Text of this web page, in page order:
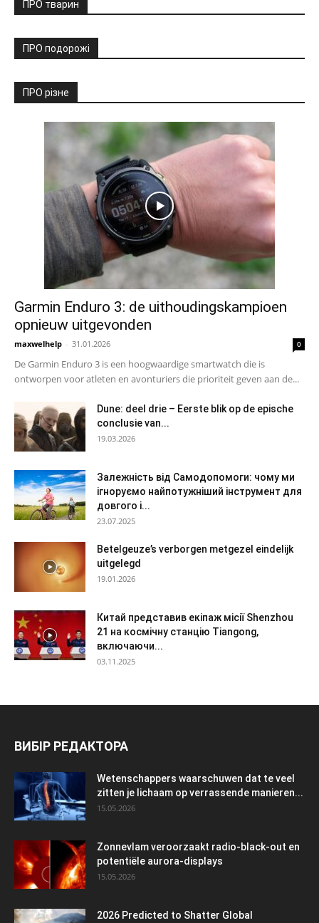
ПРО тварин
ПРО подорожі
ПРО різне
Garmin Enduro 3: de uithoudingskampioen
opnieuw uitgevonden
maxwelhelp - 31.01.2026 0
De Garmin Enduro 3 is een hoogwaardige smartwatch die is
ontworpen voor atleten en avonturiers die prioriteit geven aan de...
Dune: deel drie – Eerste blik op de epische
conclusie van...
19.03.2026
Залежність від Самодопомоги: чому ми
ігноруємо найпотужніший інструмент для
довгого і...
23.07.2025
Betelgeuze’s verborgen metgezel eindelijk
uitgelegd
19.01.2026
Китай представив екіпаж місії Shenzhou
21 на космічну станцію Tiangong,
включаючи...
03.11.2025
ВИБІР РЕДАКТОРА
Wetenschappers waarschuwen dat te veel
zitten je lichaam op verrassende manieren...
15.05.2026
Zonnevlam veroorzaakt radio-black-out en
potentiële aurora-displays
15.05.2026
2026 Predicted to Shatter Global